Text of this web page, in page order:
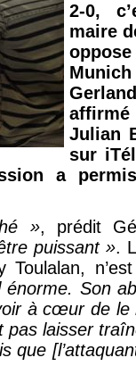
2-0,
maire
Julian
sur
a
», prédit
puissant ».
Toulalan,
Son
à cœur de le
pas laisser
que